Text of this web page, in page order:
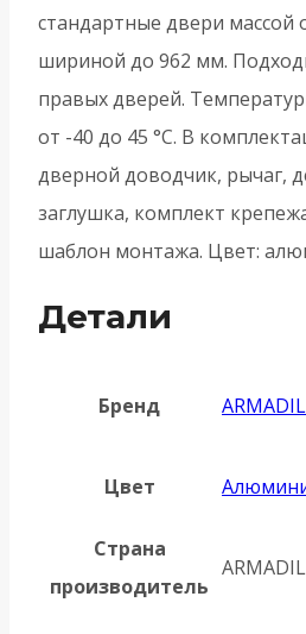
Алюминий
стандартные двери массой
шириной до 962 мм.
правых дверей.
от -40 до 45 °С. В
дверной доводчик, рычаг,
заглушка, комплект
шаблон монтажа. Цвет:
Детали
Бренд
Цвет
Страна
производитель